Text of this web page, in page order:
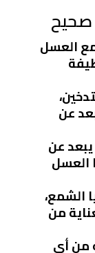
العسل
عن
عن
العسل
الشمع،
من
من أي